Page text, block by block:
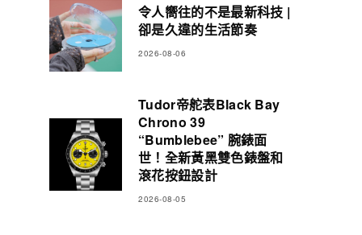
令人嚮往的不是最新科技 |
卻是久違的生活節奏
2026-08-06
Tudor帝舵表Black Bay
Chrono 39
“Bumblebee” 腕錶面
世！全新黃黑雙色錶盤和
滾花按鈕設計
2026-08-05